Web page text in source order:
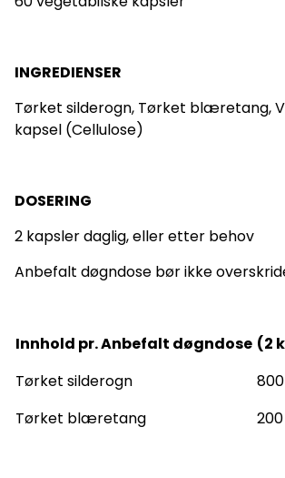
INGREDIENSER
Tørket silderogn, Tørket blæretang,
kapsel (Cellulose)
DOSERING
2 kapsler daglig, eller etter behov
Anbefalt døgndose bør ikke
Innhold pr. Anbefalt døgndose (2
Tørket silderogn
Tørket blæretang